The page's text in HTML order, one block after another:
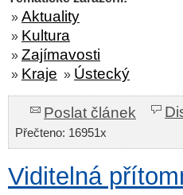
» Aktuality
» Kultura
» Zajímavosti
» Kraje » Ústecký
Poslat článek
Přečteno: 16951x
Viditelná